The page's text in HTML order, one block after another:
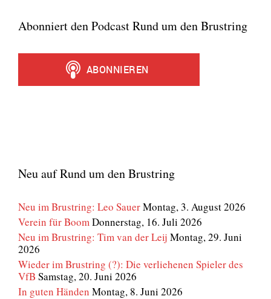
Abonniert den Podcast Rund um den Brustring
Neu auf Rund um den Brustring
Neu im Brustring: Leo SauerMontag, 3. August 2026
Verein für BoomDonnerstag, 16. Juli 2026
Neu im Brustring: Tim van der Leij Montag, 29. Juni
2026
Wieder im Brustring (?): Die verliehenen Spieler des
VfB Samstag, 20. Juni 2026
In guten Händen Montag, 8. Juni 2026